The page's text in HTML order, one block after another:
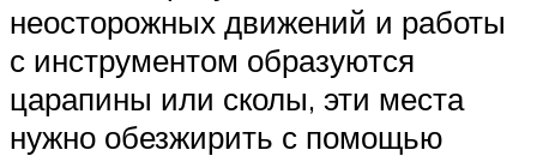
неосторожных движений и работы
с инструментом образуются
царапины или сколы, эти места
нужно обезжирить с помощью